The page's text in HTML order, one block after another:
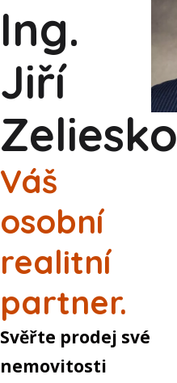
Ing.
Jiří
Zeliesko
Váš
osobní
realitní
partner.
Svěřte prodej své
nemovitosti